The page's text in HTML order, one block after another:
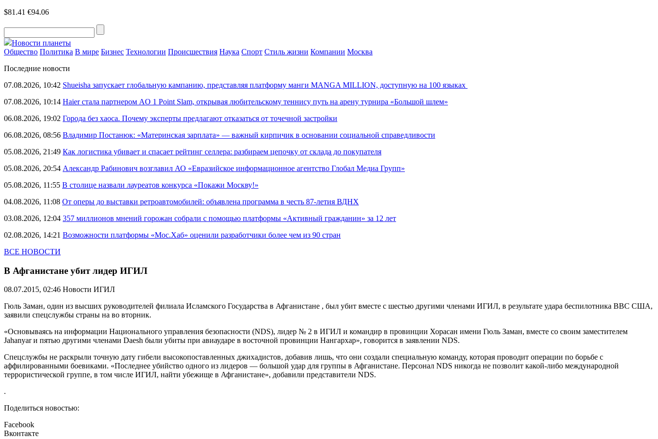
$81.41 €94.06
Новости планеты
Общество Политика В мире Бизнес Технологии Происшествия Наука Спорт Стиль жизни Компании Москва
Последние новости
07.08.2026, 10:42 Shueisha запускает глобальную кампанию, представляя платформу манги MANGA MILLION, доступную на 100 языках
07.08.2026, 10:14 Haier стала партнером AO 1 Point Slam, открывая любительскому теннису путь на арену турнира «Большой шлем»
06.08.2026, 19:02 Города без хаоса. Почему эксперты предлагают отказаться от точечной застройки
06.08.2026, 08:56 Владимир Постанюк: «Материнская зарплата» — важный кирпичик в основании социальной справедливости
05.08.2026, 21:49 Как логистика убивает и спасает рейтинг селлера: разбираем цепочку от склада до покупателя
05.08.2026, 20:54 Александр Рабинович возглавил АО «Евразийское информационное агентство Глобал Медиа Групп»
05.08.2026, 11:55 В столице назвали лауреатов конкурса «Покажи Москву!»
04.08.2026, 11:08 От оперы до выставки ретроавтомобилей: объявлена программа в честь 87-летия ВДНХ
03.08.2026, 12:04 357 миллионов мнений горожан собрали с помощью платформы «Активный гражданин» за 12 лет
02.08.2026, 14:21 Возможности платформы «Мос.Хаб» оценили разработчики более чем из 90 стран
ВСЕ НОВОСТИ
В Афганистане убит лидер ИГИЛ
08.07.2015, 02:46 Новости ИГИЛ
Гюль Заман, один из высших руководителей филиала Исламского Государства в Афганистане , был убит вместе с шестью другими членами ИГИЛ, в результате удара беспилотника ВВС США,
заявили спецслужбы страны на во вторник.
«Основываясь на информации Национального управления безопасности (NDS), лидер № 2 в ИГИЛ и командир в провинции Хорасан имени Гюль Заман, вместе со своим заместителем
Jahanyar и пятью другими членами Daesh были убиты при авиаударе в восточной провинции Нангархар», говорится в заявлении NDS.
Спецслужбы не раскрыли точную дату гибели высокопоставленных джихадистов, добавив лишь, что они создали специальную команду, которая проводит операции по борьбе с
аффилированными боевиками. «Последнее убийство одного из лидеров — большой удар для группы в Афганистане. Персонал NDS никогда не позволит какой-либо международной
террористической группе, в том числе ИГИЛ, найти убежище в Афганистане», добавили представители NDS.
.
Поделиться новостью:
Facebook
Вконтакте